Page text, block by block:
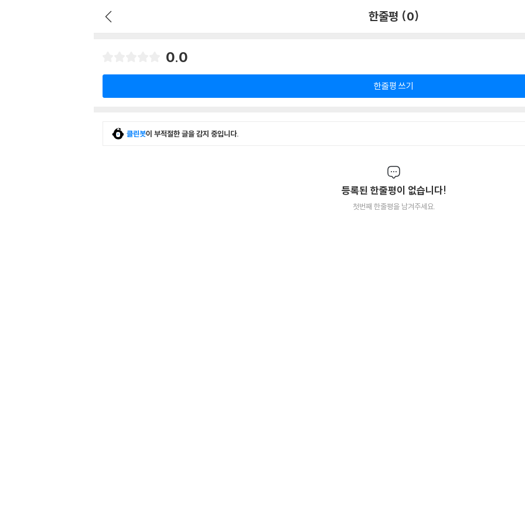
한줄평 (0)
0.0
한줄평 쓰기
클린봇이 부적절한 글을 감지 중입니다.
등록된 한줄평이 없습니다!
첫번째 한줄평을 남겨주세요.